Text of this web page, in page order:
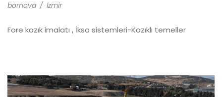
bornova / İzmir
Fore kazık imalatı , İksa sistemleri-Kazıklı temeller